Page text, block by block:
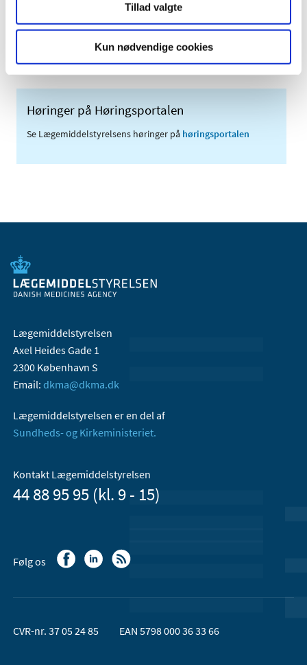
Tillad valgte
Kun nødvendige cookies
Sikkerhedsmeddelelser om medicinsk udstyr
Høringer på Høringsportalen
Se Lægemiddelstyrelsens høringer på høringsportalen
Lægemiddelstyrelsen
Axel Heides Gade 1
2300 København S
Email: dkma@dkma.dk
Lægemiddelstyrelsen er en del af
Sundheds- og Kirkeministeriet.
Kontakt Lægemiddelstyrelsen
44 88 95 95 (kl. 9 - 15)
Følg os
CVR-nr. 37 05 24 85 EAN 5798 000 36 33 66